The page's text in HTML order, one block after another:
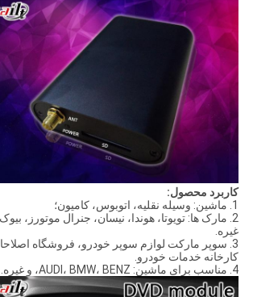
کاربرد محصول:
1. ماشین: وسیله نقلیه، اتوبوس، کامیون؛
2. مارک ها: تویوتا، هوندا، نیسان، جنرال موتورز،
غیره.
3. سوپر مارکت لوازم سوپر خودرو، فروشگاه
کارخانه خدمات خودرو.
4. مناسب برای ماشین: AUDI، BMW، BENZ، و غیره.